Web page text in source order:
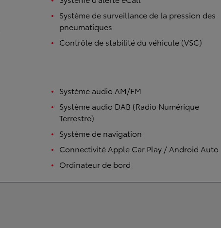
Système de surveillance de la pression des
pneumatiques
Contrôle de stabilité du véhicule (VSC)
Système audio AM/FM
Système audio DAB (Radio Numérique
Terrestre)
Système de navigation
Connectivité Apple Car Play / Android Auto
Ordinateur de bord